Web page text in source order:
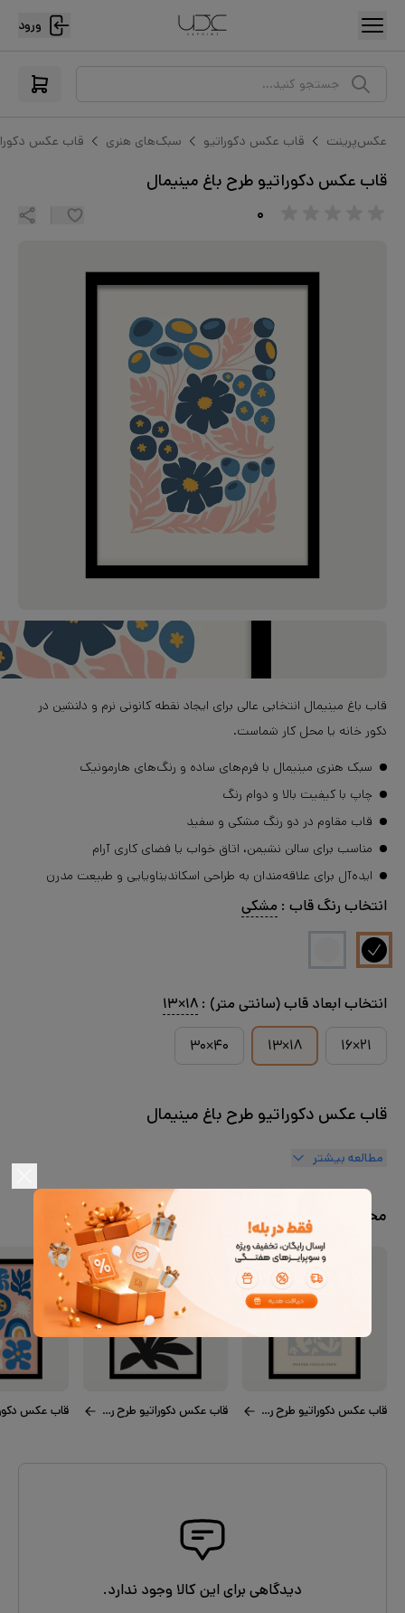
ورود
جستجو کنید...
عکس‌پرینت قاب عکس دکوراتیو سبک‌های هنری قاب عکس
قاب عکس دکوراتیو طرح باغ مینیمال
۰
قاب باغ مینیمال انتخابی عالی برای ایجاد نقطه کانونی نرم و دلنشین در
دکور خانه یا محل کار شماست.
سبک هنری مینیمال با فرم‌های ساده و رنگ‌های هارمونیک
چاپ با کیفیت بالا و دوام رنگ
قاب مقاوم در دو رنگ مشکی و سفید
مناسب برای سالن نشیمن، اتاق خواب یا فضای کاری آرام
ایده‌آل برای علاقه‌مندان به طراحی اسکاندیناویایی و طبیعت مدرن
انتخاب رنگ قاب : مشکی
انتخاب ابعاد قاب (سانتی متر) : ۱۸×۱۳
۲۱×۱۶
۱۸×۱۳ ۴۰×۳۰
قاب عکس دکوراتیو طرح باغ مینیمال
مطالعه بیشتر
محصولات مشابه
قاب عکس دکوراتیو طرح رقص کبوتر قاب عکس دکوراتیو طرح رنگ‌های خاکی
دیدگاهی برای این کالا وجود ندارد.